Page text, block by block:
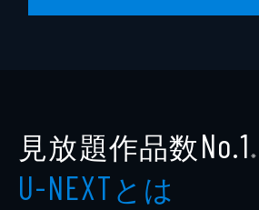
見放題作品数No.1 ※
U-NEXTとは